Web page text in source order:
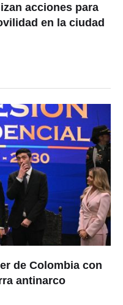
acciones para
en la ciudad
de Colombia con
antinarco